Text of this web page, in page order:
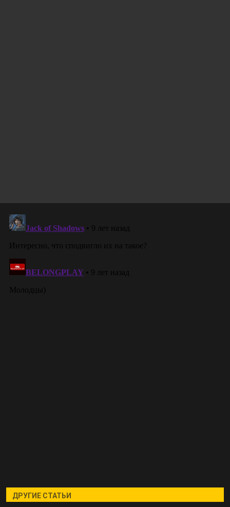
ДРУГИЕ СТАТЬИ